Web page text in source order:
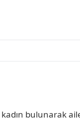
kadın bulunarak